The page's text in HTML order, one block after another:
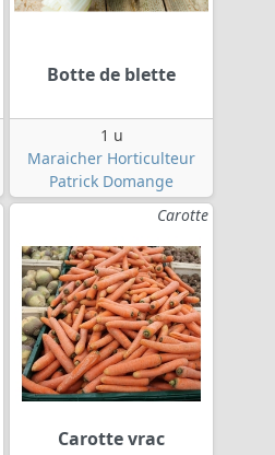
Botte de blette
1 u
Maraicher Horticulteur
Patrick Domange
Carotte
Carotte vrac